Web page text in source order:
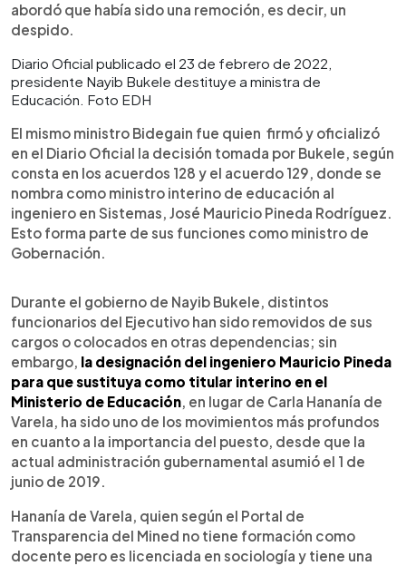
abordó que había sido una remoción, es decir, un
despido.
Diario Oficial publicado el 23 de febrero de 2022,
presidente Nayib Bukele destituye a ministra de
Educación. Foto EDH
El mismo ministro Bidegain fue quien firmó y oficializó
en el Diario Oficial la decisión tomada por Bukele, según
consta en los acuerdos 128 y el acuerdo 129, donde se
nombra como ministro interino de educación al
ingeniero en Sistemas, José Mauricio Pineda Rodríguez.
Esto forma parte de sus funciones como ministro de
Gobernación.
Durante el gobierno de Nayib Bukele, distintos
funcionarios del Ejecutivo han sido removidos de sus
cargos o colocados en otras dependencias; sin
embargo, la designación del ingeniero Mauricio Pineda
para que sustituya como titular interino en el
Ministerio de Educación, en lugar de Carla Hananía de
Varela, ha sido uno de los movimientos más profundos
en cuanto a la importancia del puesto, desde que la
actual administración gubernamental asumió el 1 de
junio de 2019.
Hananía de Varela, quien según el Portal de
Transparencia del Mined no tiene formación como
docente pero es licenciada en sociología y tiene una